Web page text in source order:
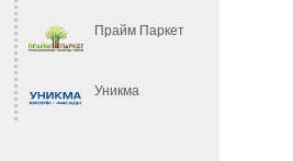
Прайм Паркет
Уникма